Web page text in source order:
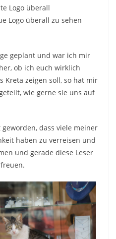
Logo überall
Logo überall zu sehen
geplant und war ich mir
ob ich euch wirklich
Kreta zeigen soll, so hat mir
wie gerne sie uns auf
dass viele meiner
haben zu verreisen und
und gerade diese Leser